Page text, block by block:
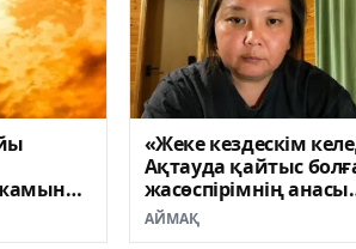
«Жеке кездескім
Ақтауда қайтыс
жасөспірімнің анасы
Денсаулық сақтау
министріне жүгінді
АЙМАҚ